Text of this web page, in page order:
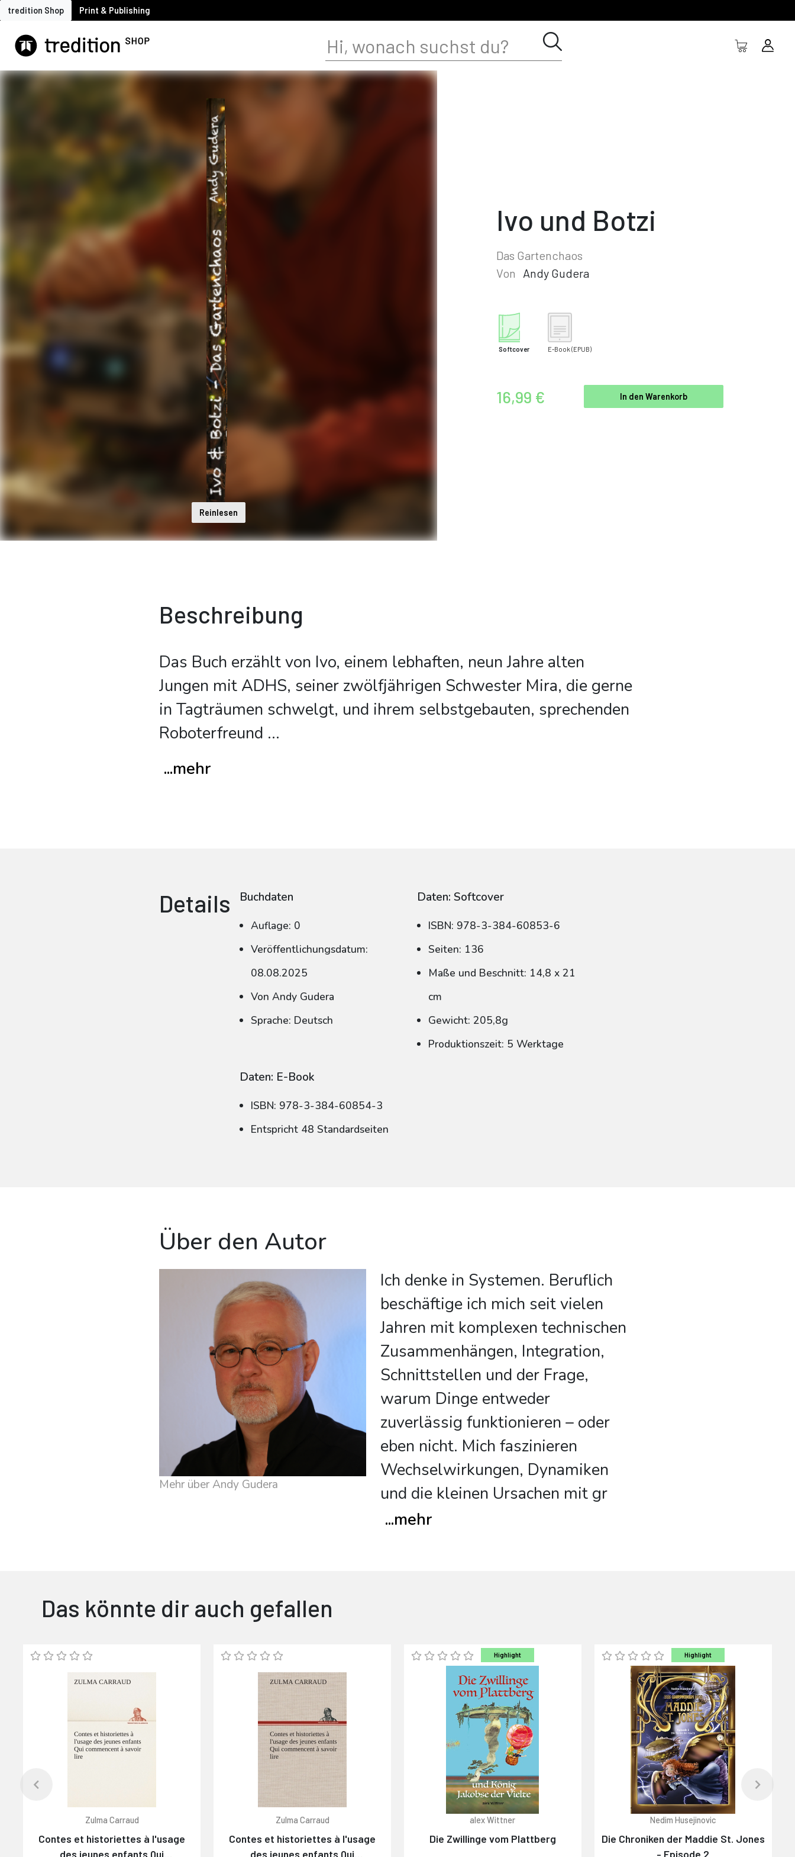
tredition Shop Print & Publishing
Reinlesen
Ivo und Botzi
Das Gartenchaos
Von
Andy Gudera
Softcover E-Book (EPUB)
16,99 € In den Warenkorb
Beschreibung
Das Buch erzählt von Ivo, einem lebhaften, neun Jahre alten
Jungen mit ADHS, seiner zwölfjährigen Schwester Mira, die gerne
in Tagträumen schwelgt, und ihrem selbstgebauten, sprechenden
Roboterfreund ...
...mehr
Details Buchdaten
Auflage: 0
Veröffentlichungsdatum:
08.08.2025
Von Andy Gudera
Sprache: Deutsch
Daten: Softcover
ISBN: 978-3-384-60853-6
Seiten: 136
Maße und Beschnitt: 14,8 x 21
cm
Gewicht: 205,8g
Produktionszeit: 5 Werktage
Daten: E-Book
ISBN: 978-3-384-60854-3
Entspricht 48 Standardseiten
Über den Autor
Mehr über Andy Gudera
Ich denke in Systemen. Beruflich
beschäftige ich mich seit vielen
Jahren mit komplexen technischen
Zusammenhängen, Integration,
Schnittstellen und der Frage,
warum Dinge entweder
zuverlässig funktionieren – oder
eben nicht. Mich faszinieren
Wechselwirkungen, Dynamiken
und die kleinen Ursachen mit gr
...mehr
Das könnte dir auch gefallen
Zulma Carraud
Contes et historiettes à l'usage
des jeunes enfants Qui
Zulma Carraud
Contes et historiettes à l'usage
des jeunes enfants Qui
Highlight
alex Wittner
Die Zwillinge vom Plattberg
Highlight
Nedim Husejinovic
Die Chroniken der Maddie St. Jones
- Episode 2